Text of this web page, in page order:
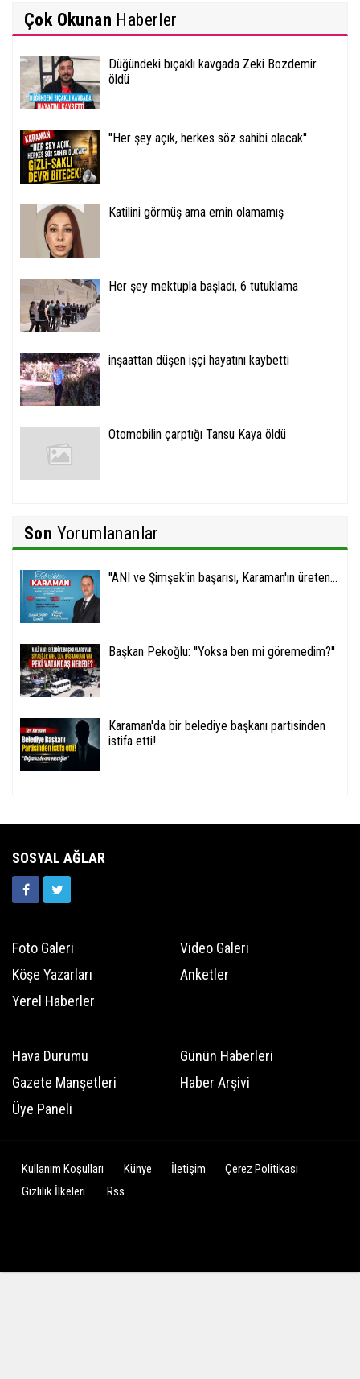
Çok Okunan Haberler
Düğündeki bıçaklı kavgada Zeki Bozdemir
öldü
''Her şey açık, herkes söz sahibi olacak''
Katilini görmüş ama emin olamamış
Her şey mektupla başladı, 6 tutuklama
inşaattan düşen işçi hayatını kaybetti
Otomobilin çarptığı Tansu Kaya öldü
Son Yorumlananlar
''ANI ve Şimşek'in başarısı, Karaman'ın üreten...
Başkan Pekoğlu: ''Yoksa ben mi göremedim?''
Karaman'da bir belediye başkanı partisinden
istifa etti!
SOSYAL AĞLAR
Foto Galeri
Video Galeri
Köşe Yazarları
Anketler
Yerel Haberler
Hava Durumu
Günün Haberleri
Gazete Manşetleri
Haber Arşivi
Üye Paneli
Kullanım Koşulları Künye İletişim
Çerez Politikası
Gizlilik İlkeleri
Rss